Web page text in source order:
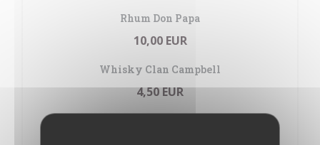
Rhum Don Papa
10,00 EUR
Whisky Clan Campbell
4,50 EUR